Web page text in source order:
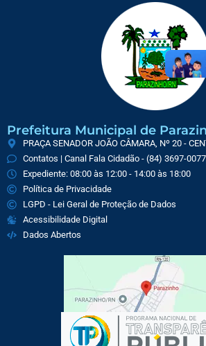
Prefeitura Municipal de
PRAÇA SENADOR JOÃO CÂMARA, Nº 20 -
Contatos | Canal Fala Cidadão - (84) 3697-0077
Expediente: 08:00 às 12:00 - 14:00 às 18:00
Política de Privacidade
LGPD - Lei Geral de Proteção de Dados
Acessibilidade Digital
Dados Abertos